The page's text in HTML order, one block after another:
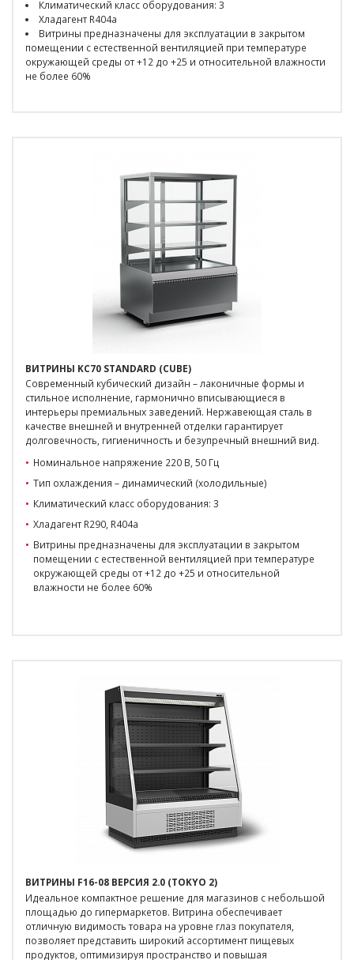
Климатический класс оборудования: 3
Хладагент R404a
Витрины предназначены для эксплуатации в закрытом
помещении с естественной вентиляцией при температуре
окружающей среды от +12 до +25 и относительной влажности
не более 60%
ВИТРИНЫ KC70 STANDARD (CUBE)
Современный кубический дизайн – лаконичные формы и
стильное исполнение, гармонично вписывающиеся в
интерьеры премиальных заведений. Нержавеющая сталь в
качестве внешней и внутренней отделки гарантирует
долговечность, гигиеничность и безупречный внешний вид.
Номинальное напряжение 220 В, 50 Гц
Тип охлаждения – динамический (холодильные)
Климатический класс оборудования: 3
Хладагент R290, R404a
Витрины предназначены для эксплуатации в закрытом
помещении с естественной вентиляцией при температуре
окружающей среды от +12 до +25 и относительной
влажности не более 60%
ВИТРИНЫ F16-08 ВЕРСИЯ 2.0 (TOKYO 2)
Идеальное компактное решение для магазинов с небольшой
площадью до гипермаркетов. Витрина обеспечивает
отличную видимость товара на уровне глаз покупателя,
позволяет представить широкий ассортимент пищевых
продуктов, оптимизируя пространство и повышая